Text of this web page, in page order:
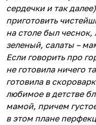
сердечки и так
приготовить
на столе был
зеленый, салаты –
Если говорить про
не готовила ничего
готовила в
любимое в детстве
мамой, причем
в этом плане